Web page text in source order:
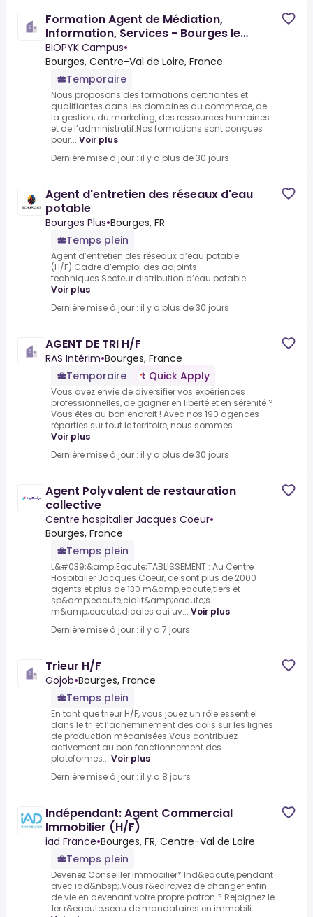
Formation Agent de Médiation,
Information, Services - Bourges le
07/12/2026
BIOPYK Campus•
Bourges, Centre-Val de Loire, France
Temporaire
Nous proposons des formations certifiantes et
qualifiantes dans les domaines du commerce, de
la gestion, du marketing, des ressources humaines
et de l’administratif.Nos formations sont conçues
pour... Voir plus
Dernière mise à jour : il y a plus de 30 jours
Agent d'entretien des réseaux d'eau
potable
Bourges Plus•Bourges, FR
Temps plein
Agent d’entretien des réseaux d’eau potable
(H/F).Cadre d’emploi des adjoints
techniques.Secteur distribution d’eau potable.
Voir plus
Dernière mise à jour : il y a plus de 30 jours
AGENT DE TRI H/F
RAS Intérim•Bourges, France
Temporaire
Quick Apply
Vous avez envie de diversifier vos expériences
professionnelles, de gagner en liberté et en sérénité ?
Vous êtes au bon endroit ! Avec nos 190 agences
réparties sur tout le territoire, nous sommes ...
Voir plus
Dernière mise à jour : il y a plus de 30 jours
Agent Polyvalent de restauration
collective
Centre hospitalier Jacques Coeur•
Bourges, France
Temps plein
L&#039;&amp;Eacute;TABLISSEMENT : Au Centre
Hospitalier Jacques Coeur, ce sont plus de 2000
agents et plus de 130 m&amp;eacute;tiers et
sp&amp;eacute;cialit&amp;eacute;s
m&amp;eacute;dicales qui uv... Voir plus
Dernière mise à jour : il y a 7 jours
Trieur H/F
Gojob•Bourges, France
Temps plein
En tant que trieur H/F, vous jouez un rôle essentiel
dans le tri et l’acheminement des colis sur les lignes
de production mécanisées.Vous contribuez
activement au bon fonctionnement des
plateformes... Voir plus
Dernière mise à jour : il y a 8 jours
Indépendant: Agent Commercial
Immobilier (H/F)
iad France•Bourges, FR, Centre-Val de Loire
Temps plein
Devenez Conseiller Immobilier* Ind&eacute;pendant
avec iad&nbsp;.Vous r&ecirc;vez de changer enfin
de vie en devenant votre propre patron ?.Rejoignez le
1er r&eacute;seau de mandataires en immobili...